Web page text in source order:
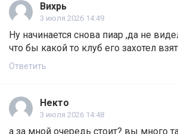
Вихрь
3 июля 2026 14:49
Ну начинается снова пиар ,да не
что бы какой то клуб его захотел
Ответить
Некто
3 июля 2026 14:48
а за мной очередь стоит? вы много